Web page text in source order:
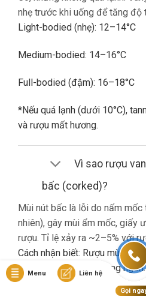
nhẹ trước khi uống để tăng độ
Light-bodied (nhẹ): 12–14°C
Medium-bodied: 14–16°C
Full-bodied (đậm): 16–18°C
*Nếu quá lạnh (dưới 10°C),
và rượu mất hương.
Vì sao rượu
bấc (corked)?
Mùi nút bấc là lỗi do nấm
nhiên), gây mùi ẩm mốc, giấy
rượu. Tỉ lệ xảy ra ~2–5% với
Cách nhận biết: Rượu mùi khó
hương trái cây dù là vang ngon.
Nếu gặp lỗi này, bạn nên liên
Menu Liên hệ
Gọi